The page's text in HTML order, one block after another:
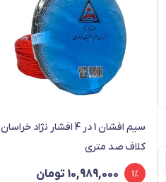
سیم افشان 1 در 4 افشار نژاد خراسان
کلاف صد متری
10,989,000 تومان 1%